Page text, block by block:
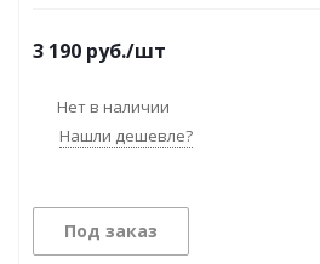
3 190 руб./шт
Нет в наличии
Нашли дешевле?
Под заказ